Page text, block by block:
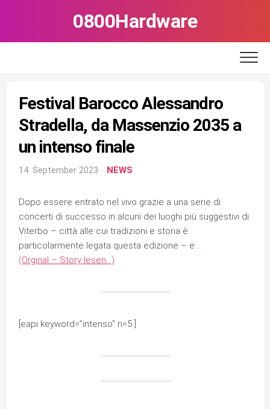
0800Hardware
Festival Barocco Alessandro
Stradella, da Massenzio 2035 a
un intenso finale
14. September 2023 NEWS
Dopo essere entrato nel vivo grazie a una serie di
concerti di successo in alcuni dei luoghi più suggestivi di
Viterbo – città alle cui tradizioni e storia è
particolarmente legata questa edizione – e …
(Orginal – Story lesen…)
[eapi keyword=”intenso” n=5 ]